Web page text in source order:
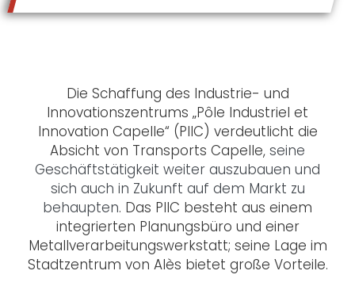
Die Schaffung des Industrie- und
Innovationszentrums „Pôle Industriel et
Innovation Capelle“ (PIIC) verdeutlicht die
Absicht von Transports Capelle, seine
Geschäftstätigkeit weiter auszubauen und
sich auch in Zukunft auf dem Markt zu
behaupten. Das PIIC besteht aus einem
integrierten Planungsbüro und einer
Metallverarbeitungswerkstatt; seine Lage im
Stadtzentrum von Alès bietet große Vorteile.